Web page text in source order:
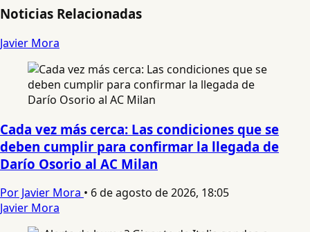
Noticias Relacionadas
Javier Mora
Cada vez más cerca: Las condiciones que se
deben cumplir para confirmar la llegada de
Darío Osorio al AC Milan
Por Javier Mora • 6 de agosto de 2026, 18:05
Javier Mora